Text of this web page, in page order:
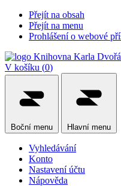
Přejít na obsah
Přejít na menu
Prohlášení o webové
V košíku (0)
Boční menu Hlavní menu
Vyhledávání
Konto
Nastavení účtu
Nápověda